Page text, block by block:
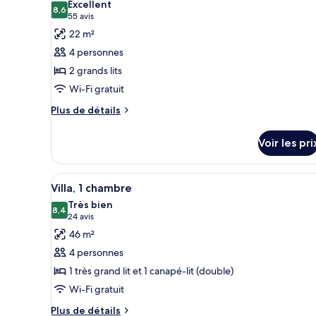
King
Bed
les
photos
pour
ce
type
de
chambre :
2
grands
lits
8,68,6 sur 10
Excellent
55 avis
(55 avis)
22 m²
4 personnes
2 grands lits
Wi-Fi gratuit
Plus de détails
Plus
le
type
de
chambre
Chambre
Tradition,
2
grands
Voir les
Afficher
toutes
les
photos
pour
ce
type
de
chambre :
Literie de qualité supérieure,
3
Villa, 1 chambre
8,48,4 sur 10
Très bien
24 avis
(24 avis)
46 m²
4 personnes
1 très grand lit et 1 canapé-lit (double)
Wi-Fi gratuit
Plus de détails
Plus